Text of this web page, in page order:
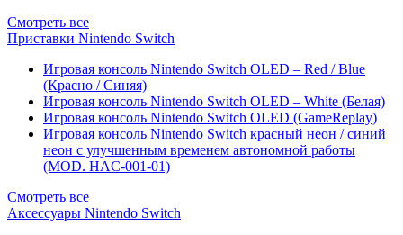
Смотреть все
Приставки Nintendo Switch
Игровая консоль Nintendo Switch OLED – Red / Blue
(Красно / Синяя)
Игровая консоль Nintendo Switch OLED – White (Белая)
Игровая консоль Nintendo Switch OLED (GameReplay)
Игровая консоль Nintendo Switch красный неон / синий
неон с улучшенным временем автономной работы
(MOD. HAC-001-01)
Смотреть все
Аксессуары Nintendo Switch